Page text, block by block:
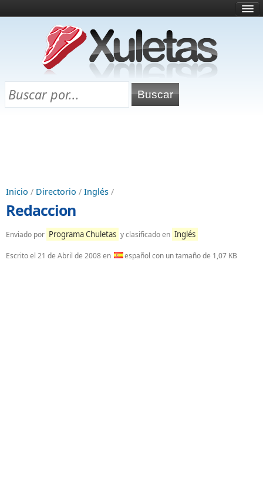
¿Qué es esto?
Directorio
Chuletas para exámenes
Inicio / Directorio / Inglés /
Redaccion
Enviado por Programa Chuletas y clasificado en Inglés
Escrito el 21 de Abril de 2008en español con un tamaño de 1,07 KB